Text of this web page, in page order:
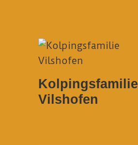
Kolpingsfamilie
Vilshofen